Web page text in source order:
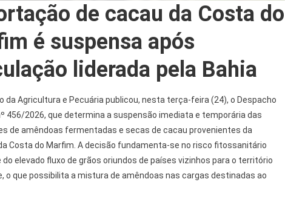
de cacau da Costa do
é suspensa após
liderada pela Bahia
da Agricultura e Pecuária publicou, nesta terça-feira (24), o Despacho
456/2026, que determina a suspensão imediata e temporária das
de amêndoas fermentadas e secas de cacau provenientes da
Costa do Marfim. A decisão fundamenta-se no risco fitossanitário
elevado fluxo de grãos oriundos de países vizinhos para o território
o que possibilita a mistura de amêndoas nas cargas destinadas ao